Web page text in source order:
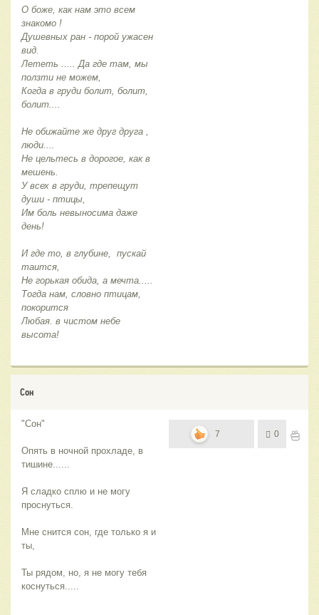
О боже, как нам это всем
знакомо !
Душевных ран - порой ужасен
вид.
Лететь ..... Да где там, мы
ползти не можем,
Когда в груди болит, болит,
болит....
Не обижайте же друг друга ,
люди....
Не цельтесь в дорогое, как в
мешень.
У всех в груди, трепещут
души - птицы,
Им боль невыносима даже
день!
И где то, в глубине, пускай
таится,
Не горькая обида, а мечта.....
Тогда нам, словно птицам,
покорится
Любая. в чистом небе
высота!
Сон
"Сон"
Опять в ночной прохладе, в
тишине......
Я сладко сплю и не могу
проснуться.
Мне снится сон, где только я и
ты,
Ты рядом, но, я не могу тебя
коснуться.....
7 0